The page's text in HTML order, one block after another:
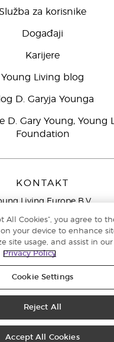
za korisnike
Događaji
Karijere
Young Living blog
D. Garyja Younga
D. Gary Young, Young
Foundation
KONTAKT
Living Europe B.V.
9727 AJ Groningen
Living Europe Ltd.:
9000
Pravila o privatnosti
All Cookies”, you agree to
your device to enhance
site usage, and assist in our
Privacy Policy
Cookie Settings
Reject All
Accept All Cookies